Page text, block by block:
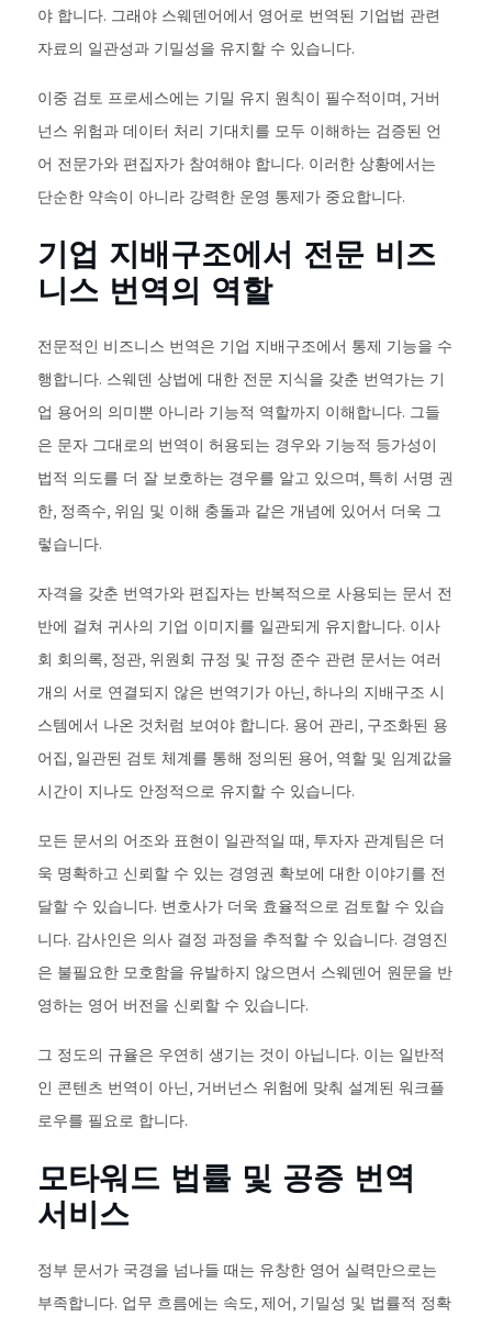
야 합니다. 그래야 스웨덴어에서 영어로 번역된 기업법 관련
자료의 일관성과 기밀성을 유지할 수 있습니다.
이중 검토 프로세스에는 기밀 유지 원칙이 필수적이며, 거버
넌스 위험과 데이터 처리 기대치를 모두 이해하는 검증된 언
어 전문가와 편집자가 참여해야 합니다. 이러한 상황에서는
단순한 약속이 아니라 강력한 운영 통제가 중요합니다.
기업 지배구조에서 전문 비즈
니스 번역의 역할
전문적인 비즈니스 번역은 기업 지배구조에서 통제 기능을 수
행합니다. 스웨덴 상법에 대한 전문 지식을 갖춘 번역가는 기
업 용어의 의미뿐 아니라 기능적 역할까지 이해합니다. 그들
은 문자 그대로의 번역이 허용되는 경우와 기능적 등가성이
법적 의도를 더 잘 보호하는 경우를 알고 있으며, 특히 서명 권
한, 정족수, 위임 및 이해 충돌과 같은 개념에 있어서 더욱 그
렇습니다.
자격을 갖춘 번역가와 편집자는 반복적으로 사용되는 문서 전
반에 걸쳐 귀사의 기업 이미지를 일관되게 유지합니다. 이사
회 회의록, 정관, 위원회 규정 및 규정 준수 관련 문서는 여러
개의 서로 연결되지 않은 번역기가 아닌, 하나의 지배구조 시
스템에서 나온 것처럼 보여야 합니다. 용어 관리, 구조화된 용
어집, 일관된 검토 체계를 통해 정의된 용어, 역할 및 임계값을
시간이 지나도 안정적으로 유지할 수 있습니다.
모든 문서의 어조와 표현이 일관적일 때, 투자자 관계팀은 더
욱 명확하고 신뢰할 수 있는 경영권 확보에 대한 이야기를 전
달할 수 있습니다. 변호사가 더욱 효율적으로 검토할 수 있습
니다. 감사인은 의사 결정 과정을 추적할 수 있습니다. 경영진
은 불필요한 모호함을 유발하지 않으면서 스웨덴어 원문을 반
영하는 영어 버전을 신뢰할 수 있습니다.
그 정도의 규율은 우연히 생기는 것이 아닙니다. 이는 일반적
인 콘텐츠 번역이 아닌, 거버넌스 위험에 맞춰 설계된 워크플
로우를 필요로 합니다.
모타워드 법률 및 공증 번역
서비스
정부 문서가 국경을 넘나들 때는 유창한 영어 실력만으로는
부족합니다. 업무 흐름에는 속도, 제어, 기밀성 및 법률적 정확